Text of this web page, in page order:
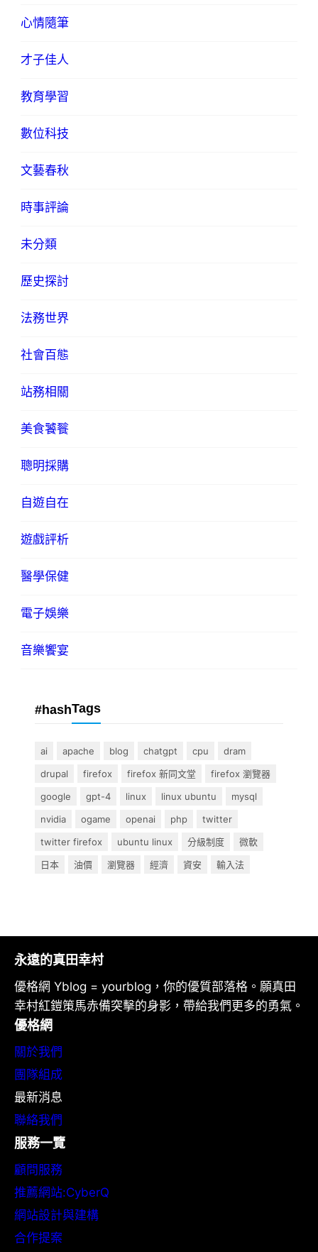
心情隨筆
才子佳人
教育學習
數位科技
文藝春秋
時事評論
未分類
歷史探討
法務世界
社會百態
站務相關
美食饕餮
聰明採購
自遊自在
遊戲評析
醫學保健
電子娛樂
音樂饗宴
#hashTags
ai apache blog chatgpt cpu
dram
drupal
firefox firefox 新同文堂
firefox 瀏覽器
google
gpt-4 linux linux ubuntu
mysql
nvidia
ogame openai php
twitter
twitter firefox
ubuntu linux 分級制度
微軟
日本
油價 瀏覽器 經濟 資安 輸入法
永遠的真田幸村
優格網 Yblog = yourblog，你的優質部落格。願真田
幸村紅鎧策馬赤備突擊的身影，帶給我們更多的勇氣。
優格網
關於我們
團隊組成
最新消息
聯絡我們
服務一覽
顧問服務
推薦網站:CyberQ
網站設計與建構
合作提案